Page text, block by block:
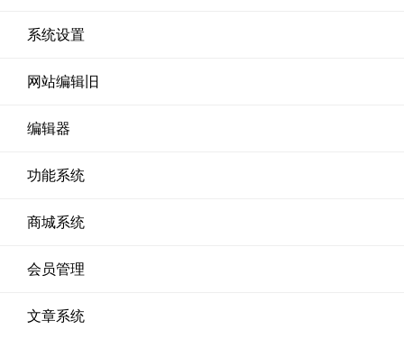
系统设置
网站编辑旧
编辑器
功能系统
商城系统
会员管理
文章系统